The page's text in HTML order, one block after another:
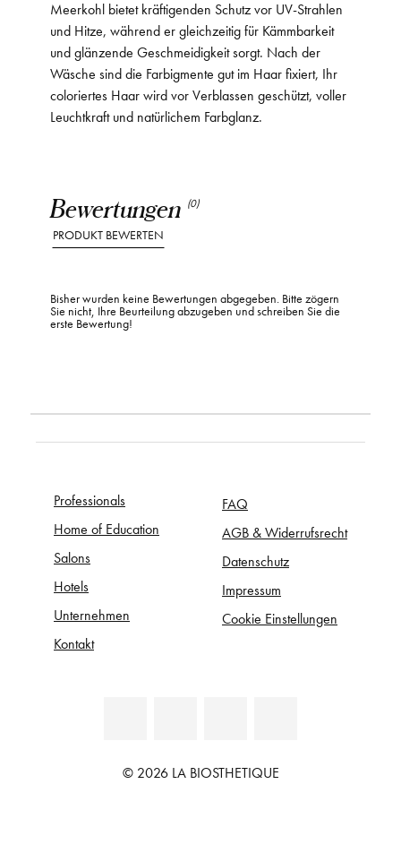
Bewertungen (0)
PRODUKT BEWERTEN
Bisher wurden keine Bewertungen abgegeben. Bitte zögern
Sie nicht, Ihre Beurteilung abzugeben und schreiben Sie die
erste Bewertung!
Meerkohl bietet kräftigenden Schutz vor UV-Strahlen
und Hitze, während er gleichzeitig für Kämmbarkeit
und glänzende Geschmeidigkeit sorgt. Nach der
Wäsche sind die Farbigmente gut im Haar fixiert, Ihr
coloriertes Haar wird vor Verblassen geschützt, voller
Leuchtkraft und natürlichem Farbglanz.
Professionals
Home of Education
Salons
Hotels
Unternehmen
Kontakt
FAQ
AGB & Widerrufsrecht
Datenschutz
Impressum
Cookie Einstellungen
© 2026 LA BIOSTHETIQUE